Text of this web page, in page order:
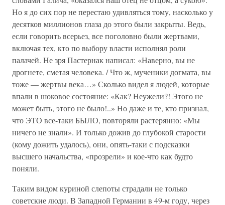
Но я до сих пор не перестаю удивляться тому, насколько у
десятков миллионов глаза до этого были закрыты. Ведь,
если говорить всерьез, все поголовно были жертвами,
включая тех, кто по выбору власти исполнял роли
палачей. Не зря Пастернак написал: «Наверно, вы не
дрогнете, сметая человека. / Что ж, мученики догмата, вы
тоже — жертвы века…» Сколько видел я людей, которые
впали в шоковое состояние: «Как? Неужели?! Этого не
может быть, этого не было!..» Но даже и те, кто признал,
что ЭТО все-таки БЫЛО, повторяли растерянно: «Мы
ничего не знали». И только дожив до глубокой старости
(кому дожить удалось), они, опять-таки с подсказки
высшего начальства, «прозрели» и кое-что как будто
поняли.
Таким видом куриной слепоты страдали не только
советские люди. В Западной Германии в 49-м году, через